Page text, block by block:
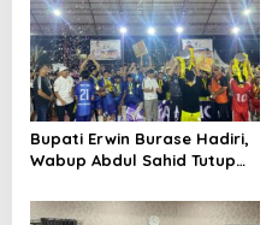
Bupati Erwin Burase Hadiri,
Wabup Abdul Sahid Tutup
Piala Bergilir 2026